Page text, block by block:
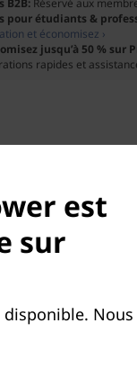
B2B: Réservé aux
pour étudiants &
et économisez ›
jusqu’à 50 % sur
rapides et
Comparer
est
sur
disponible. Nous